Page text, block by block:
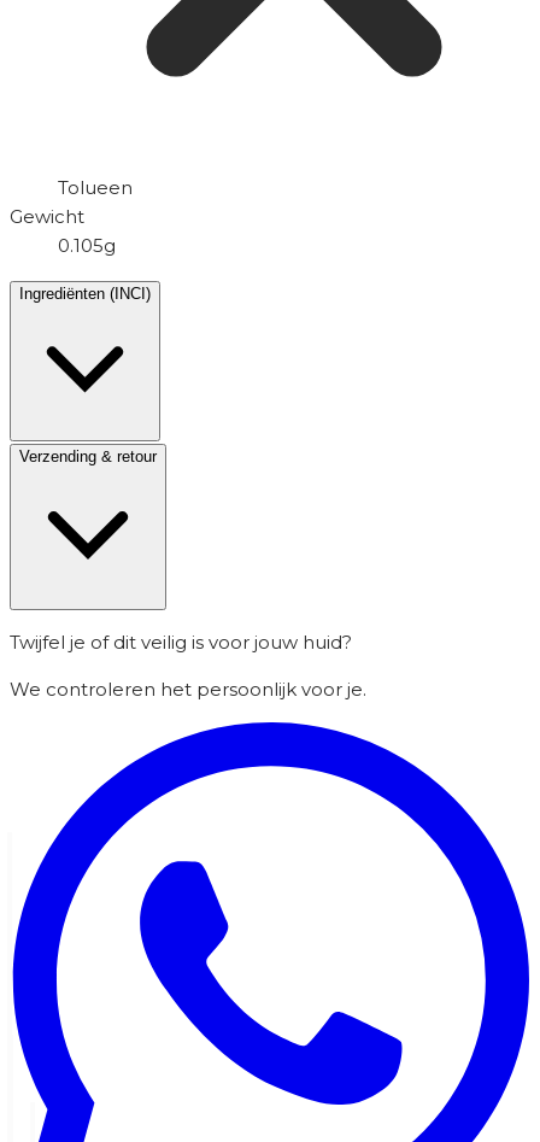
Tolueen
Gewicht
0.105g
Ingrediënten (INCI)
Verzending & retour
Twijfel je of dit veilig is voor jouw huid?
We controleren het persoonlijk voor je.